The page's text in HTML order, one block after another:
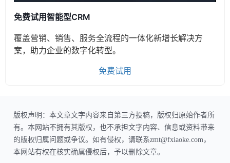
免费试用智能型CRM
覆盖营销、销售、服务全流程的一体化新增长解决方
案，助力企业的数字化转型。
免费试用
版权声明：本文章文字内容来自第三方投稿，版权归原始作者所
有。本网站不拥有其版权，也不承担文字内容、信息或资料带来
的版权归属问题或争议。如有侵权，请联系zmt@fxiaoke.com，
本网站有权在核实确属侵权后，予以删除文章。